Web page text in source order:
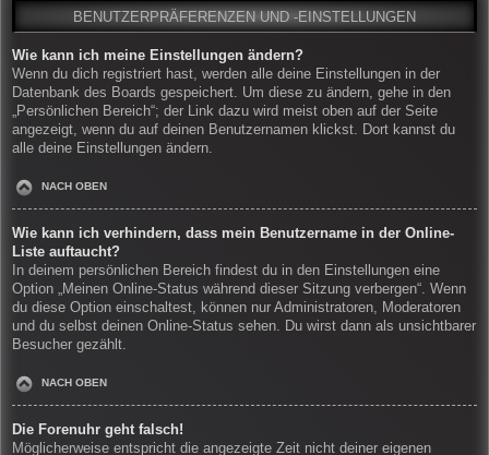
BENUTZERPRÄFERENZEN UND -EINSTELLUNGEN
Wie kann ich meine Einstellungen ändern?
Wenn du dich registriert hast, werden alle deine Einstellungen in der
Datenbank des Boards gespeichert. Um diese zu ändern, gehe in den
„Persönlichen Bereich“; der Link dazu wird meist oben auf der Seite
angezeigt, wenn du auf deinen Benutzernamen klickst. Dort kannst du
alle deine Einstellungen ändern.
NACH OBEN
Wie kann ich verhindern, dass mein Benutzername in der Online-
Liste auftaucht?
In deinem persönlichen Bereich findest du in den Einstellungen eine
Option „Meinen Online-Status während dieser Sitzung verbergen“. Wenn
du diese Option einschaltest, können nur Administratoren, Moderatoren
und du selbst deinen Online-Status sehen. Du wirst dann als unsichtbarer
Besucher gezählt.
NACH OBEN
Die Forenuhr geht falsch!
Möglicherweise entspricht die angezeigte Zeit nicht deiner eigenen